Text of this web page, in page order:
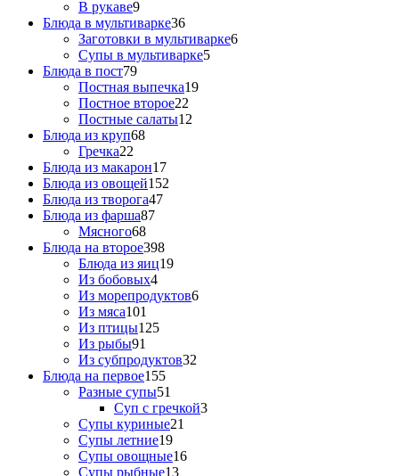
В рукаве9
Блюда в мультиварке36
Заготовки в мультиварке6
Супы в мультиварке5
Блюда в пост79
Постная выпечка19
Постное второе22
Постные салаты12
Блюда из круп68
Гречка22
Блюда из макарон17
Блюда из овощей152
Блюда из творога47
Блюда из фарша87
Мясного68
Блюда на второе398
Блюда из яиц19
Из бобовых4
Из морепродуктов6
Из мяса101
Из птицы125
Из рыбы91
Из субпродуктов32
Блюда на первое155
Разные супы51
Суп с гречкой3
Супы куриные21
Супы летние19
Супы овощные16
Супы рыбные13